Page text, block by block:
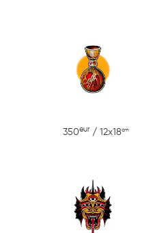
350eur / 12x18cm